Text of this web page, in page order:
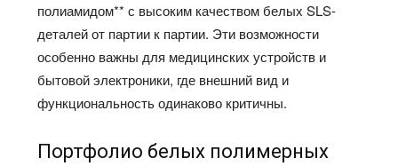
полиамидом** с высоким качеством белых SLS-
деталей от партии к партии. Эти возможности
особенно важны для медицинских устройств и
бытовой электроники, где внешний вид и
функциональность одинаково критичны.
Портфолио белых полимерных